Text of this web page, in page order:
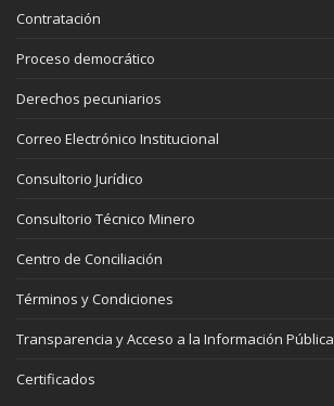
Contratación
Proceso democrático
Derechos pecuniarios
Correo Electrónico Institucional
Consultorio Jurídico
Consultorio Técnico Minero
Centro de Conciliación
Términos y Condiciones
Transparencia y Acceso a la Información Pública
Certificados